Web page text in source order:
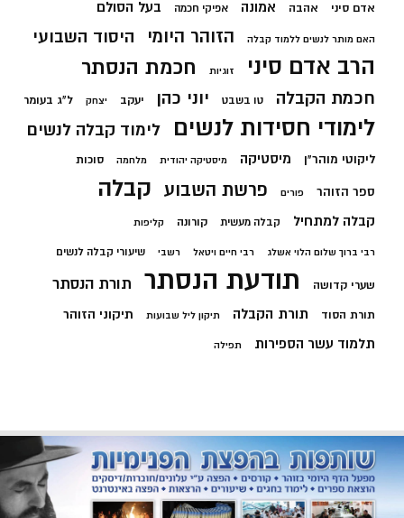
אדם סיני אהבה אמונה אפיקי חכמה בעל הסולם
האם מותר לנשים ללמוד קבלה הזוהר היומי היסוד השבועי
הרב אדם סיני זוגיות חכמת הנסתר
חכמת הקבלה טו בשבט יוני כהן יעקב יצחק ל"ג בעומר
לימודי חסידות לנשים לימוד קבלה לנשים
ליקוטי מוהר"ן מיסטיקה מיסטיקה יהודית מלחמה סוכות
ספר הזוהר פורים פרשת השבוע קבלה
קבלה למתחיל קבלה מעשית קורונה קליפות
רבי ברוך שלום הלוי אשלג רבי חיים ויטאל רשבי שיעורי קבלה לנשים
שערי קדושה תודעת הנסתר תורת הנסתר
תורת הסוד תורת הקבלה תיקון ליל שבועות תיקוני הזוהר
תלמוד עשר הספירות תפילה